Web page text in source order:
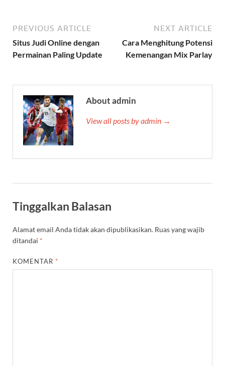
PREVIOUS ARTICLE
Situs Judi Online dengan
Permainan Paling Update
NEXT ARTICLE
Cara Menghitung Potensi
Kemenangan Mix Parlay
About admin
View all posts by admin →
Tinggalkan Balasan
Alamat email Anda tidak akan dipublikasikan. Ruas yang wajib
ditandai *
KOMENTAR *